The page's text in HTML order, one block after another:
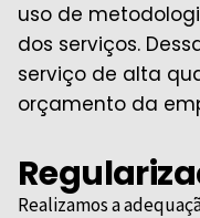
uso de
dos serviços.
serviço de alta
orçamento da
Realizamos a